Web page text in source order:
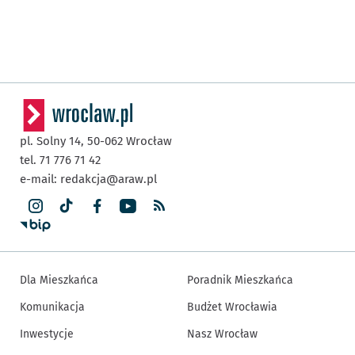
pl. Solny 14, 50-062 Wrocław
tel. 71 776 71 42
e-mail: redakcja@araw.pl
Dla Mieszkańca
Komunikacja
Inwestycje
Poradnik Mieszkańca
Budżet Wrocławia
Nasz Wrocław